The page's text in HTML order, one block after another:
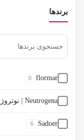
برندها
flormar
0
Neutrogena | نوتروژینا
Sadoer
6